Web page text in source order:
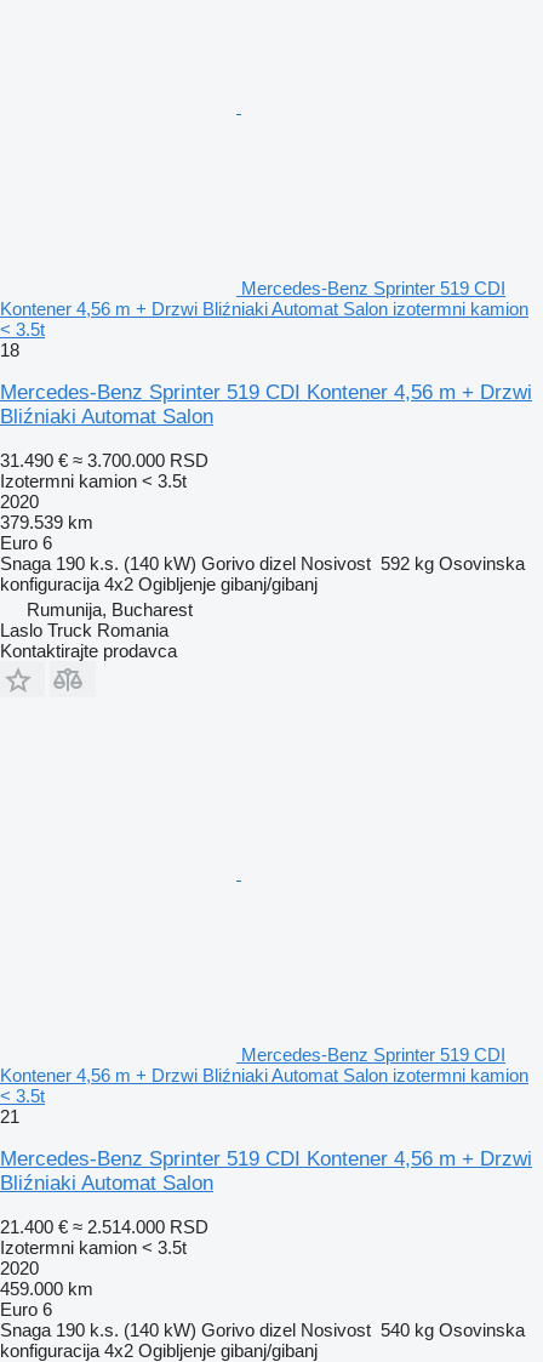
Mercedes-Benz Sprinter 519 CDI
Kontener 4,56 m + Drzwi Bliźniaki Automat Salon izotermni kamion
< 3.5t
18
Mercedes-Benz Sprinter 519 CDI Kontener 4,56 m + Drzwi
Bliźniaki Automat Salon
31.490 € ≈ 3.700.000 RSD
Izotermni kamion < 3.5t
2020
379.539 km
Euro 6
Snaga 190 k.s. (140 kW) Gorivo dizel Nosivost 592 kg Osovinska
konfiguracija 4x2 Ogibljenje gibanj/gibanj
Rumunija, Bucharest
Laslo Truck Romania
Kontaktirajte prodavca
Mercedes-Benz Sprinter 519 CDI
Kontener 4,56 m + Drzwi Bliźniaki Automat Salon izotermni kamion
< 3.5t
21
Mercedes-Benz Sprinter 519 CDI Kontener 4,56 m + Drzwi
Bliźniaki Automat Salon
21.400 € ≈ 2.514.000 RSD
Izotermni kamion < 3.5t
2020
459.000 km
Euro 6
Snaga 190 k.s. (140 kW) Gorivo dizel Nosivost 540 kg Osovinska
konfiguracija 4x2 Ogibljenje gibanj/gibanj